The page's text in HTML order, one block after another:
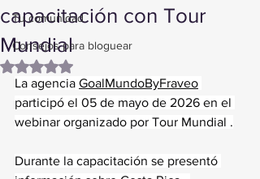
Tu comunidad
Consejos para bloguear
capacitación con Tour
Mundial
Obtuvo NaN de 5 estrellas.
La agencia GoalMundoByFraveo
participó el 05 de mayo de 2026 en el
webinar organizado por Tour Mundial .
Durante la capacitación se presentó